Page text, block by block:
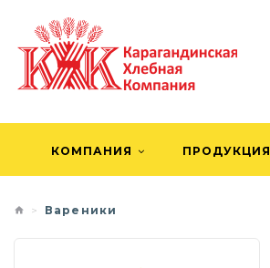
КОМПАНИЯ ПРОДУКЦИЯ
Вареники